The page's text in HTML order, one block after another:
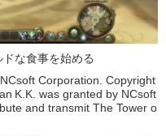
ドな食事を始める
Corporation. Copyright
K.K. was granted by NCsoft
and transmit The Tower o